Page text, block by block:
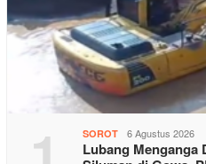
SOROT 6 Agustus 2026
Lubang Menganga